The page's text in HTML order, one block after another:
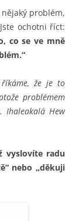
problém,
ochotni říct:
co se ve mně
říkáme, že je to
problémem
Ihaleakalá Hew
vyslovíte radu
nebo „děkuji